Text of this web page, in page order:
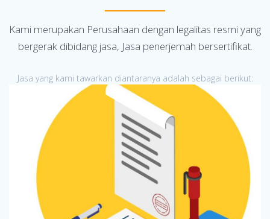
Kami merupakan Perusahaan dengan legalitas resmi yang
bergerak dibidang jasa, Jasa penerjemah bersertifikat.
Jasa yang kami tawarkan diantaranya adalah sebagai berikut: